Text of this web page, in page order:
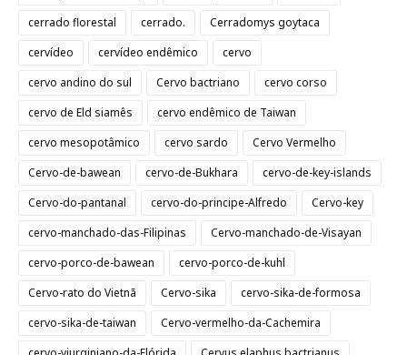
cerrado florestal
cerrado.
Cerradomys goytaca
cervídeo
cervídeo endêmico
cervo
cervo andino do sul
Cervo bactriano
cervo corso
cervo de Eld siamês
cervo endêmico de Taiwan
cervo mesopotâmico
cervo sardo
Cervo Vermelho
Cervo-de-bawean
cervo-de-Bukhara
cervo-de-key-islands
Cervo-do-pantanal
cervo-do-principe-Alfredo
Cervo-key
cervo-manchado-das-Filipinas
Cervo-manchado-de-Visayan
cervo-porco-de-bawean
cervo-porco-de-kuhl
Cervo-rato do Vietnã
Cervo-sika
cervo-sika-de-formosa
cervo-sika-de-taiwan
Cervo-vermelho-da-Cachemira